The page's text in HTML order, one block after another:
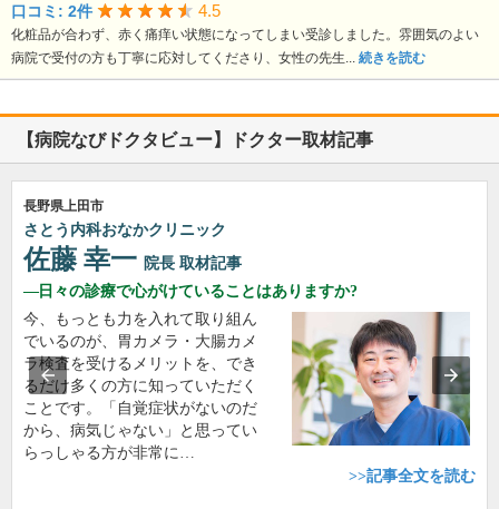
口コミ: 2件 4.5
化粧品が合わず、赤く痛痒い状態になってしまい受診しました。雰囲気のよい
病院で受付の方も丁寧に応対してくださり、女性の先生... 続きを読む
【病院なびドクタビュー】ドクター取材記事
長野県上田市
さとう内科おなかクリニック
佐藤 幸一 院長 取材記事
日々の診療で心がけていることはありますか?
今、もっとも力を入れて取り組ん
でいるのが、胃カメラ・大腸カメ
ラ検査を受けるメリットを、でき
るだけ多くの方に知っていただく
ことです。「自覚症状がないのだ
から、病気じゃない」と思ってい
らっしゃる方が非常に…
>>記事全文を読む